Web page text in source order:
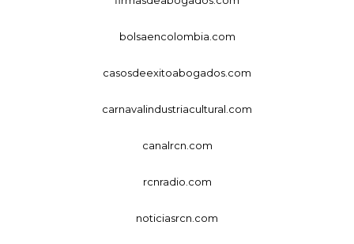
bolsaencolombia.com
casosdeexitoabogados.com
carnavalindustriacultural.com
canalrcn.com
rcnradio.com
noticiasrcn.com